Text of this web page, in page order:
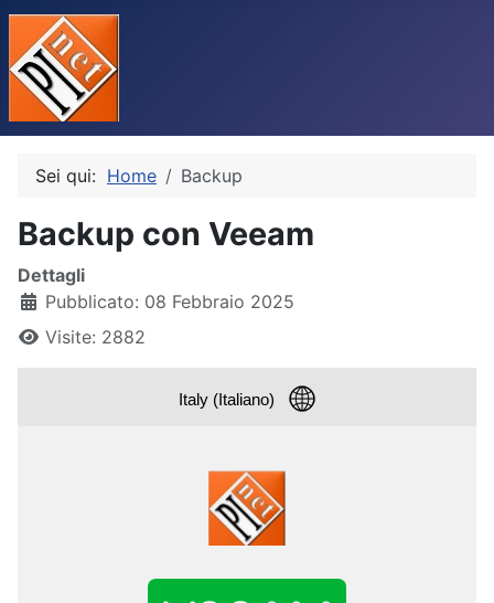
Sei qui: Home Backup
Backup con Veeam
Dettagli
Pubblicato: 08 Febbraio 2025
Visite: 2882